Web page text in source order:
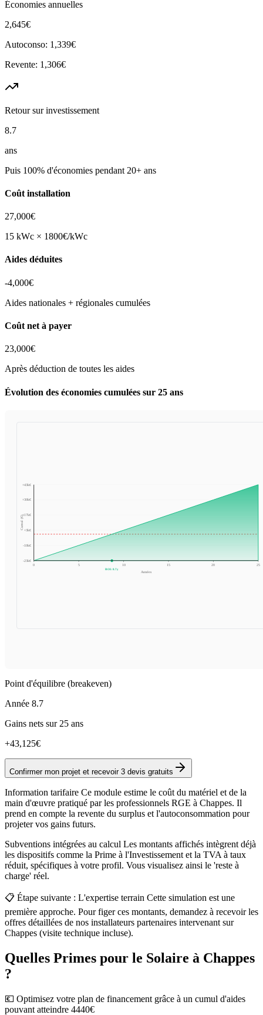
Économies annuelles
2,645€
Autoconso: 1,339€
Revente: 1,306€
Retour sur investissement
8.7
ans
Puis 100% d'économies pendant 20+ ans
Coût installation
27,000€
15 kWc × 1800€/kWc
Aides déduites
-4,000€
Aides nationales + régionales cumulées
Coût net à payer
23,000€
Après déduction de toutes les aides
Évolution des économies cumulées sur 25 ans
-23k€
-10k€
+3k€
+17k€
+30k€
+43k€
0 5 10 15 20 25
ROI:8.7y
Cumul (€)
Années
Point d'équilibre (breakeven)
Année 8.7
Gains nets sur 25 ans
+43,125€
Confirmer mon projet et recevoir 3 devis gratuits
Information tarifaire Ce module estime le coût du matériel et de la
main d'œuvre pratiqué par les professionnels RGE à Chappes. Il
prend en compte la revente du surplus et l'autoconsommation pour
projeter vos gains futurs.
Subventions intégrées au calcul Les montants affichés intègrent déjà
les dispositifs comme la Prime à l'Investissement et la TVA à taux
réduit, spécifiques à votre profil. Vous visualisez ainsi le 'reste à
charge' réel.
📋 Étape suivante : L'expertise terrain Cette simulation est une
première approche. Pour figer ces montants, demandez à recevoir les
offres détaillées de nos installateurs partenaires intervenant sur
Chappes (visite technique incluse).
Quelles Primes pour le Solaire à Chappes
?
💶 Optimisez votre plan de financement grâce à un cumul d'aides
pouvant atteindre 4440€